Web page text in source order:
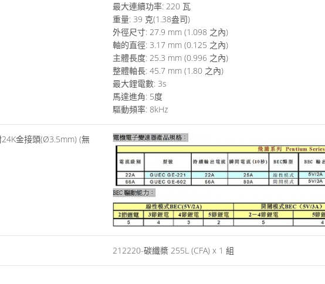
最大連續功率: 220 瓦
重量: 39 克(1.38盎司)
外徑尺寸: 27.9 mm (1.098 之內)
軸的直徑: 3.17 mm (0.125 之內)
主體長度: 25.3 mm (0.996 之內)
整體軸長: 45.7 mm (1.80 之內)
最大鋰電數: 3s
馬達進角: 5度
驅動頻率: 8kHz
212220-碳纖槳 255L (CFA) x 1 組